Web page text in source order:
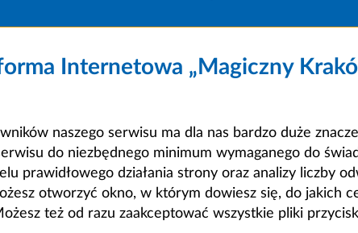
Internetowa „Magiczny
naszego serwisu ma dla nas bardzo duże
do niezbędnego minimum wymaganego do
prawidłowego działania strony oraz analizy liczby
otworzyć okno, w którym dowiesz się, do jakich
też od razu zaakceptować wszystkie pliki